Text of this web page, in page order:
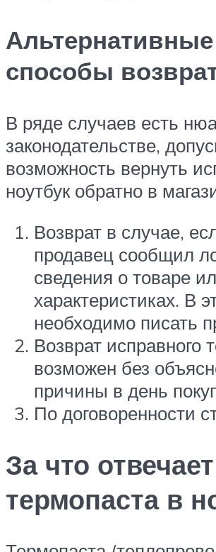
Альтернативные
способы
В ряде случаев есть
законодательстве,
возможность вернуть
ноутбук обратно в
Возврат в случае,
продавец сообщил
сведения о товаре
характеристиках. В
необходимо писать
Возврат исправного
возможен без
причины в день
По договоренности
За что отвечает
термопаста в